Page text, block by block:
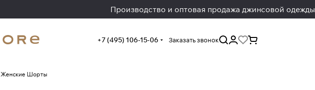
Производство и оптовая продажа джинсовой одежды
+7 (495) 106-15-06 Заказать звонок
Женские Шорты